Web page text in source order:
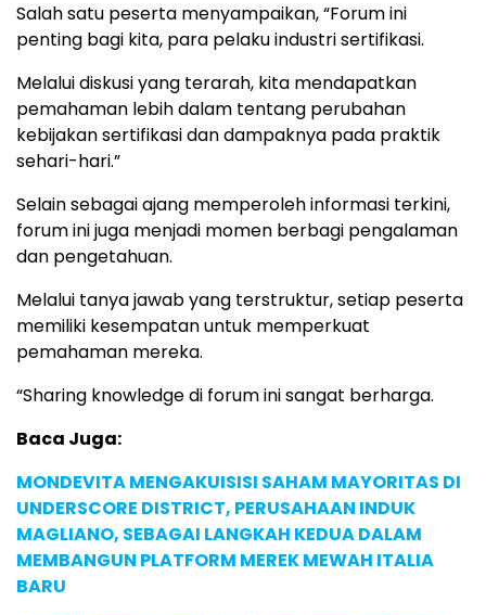
Salah satu peserta menyampaikan, “Forum ini
penting bagi kita, para pelaku industri sertifikasi.
Melalui diskusi yang terarah, kita mendapatkan
pemahaman lebih dalam tentang perubahan
kebijakan sertifikasi dan dampaknya pada praktik
sehari-hari.”
Selain sebagai ajang memperoleh informasi terkini,
forum ini juga menjadi momen berbagi pengalaman
dan pengetahuan.
Melalui tanya jawab yang terstruktur, setiap peserta
memiliki kesempatan untuk memperkuat
pemahaman mereka.
“Sharing knowledge di forum ini sangat berharga.
Baca Juga:
MONDEVITA MENGAKUISISI SAHAM MAYORITAS DI
UNDERSCORE DISTRICT, PERUSAHAAN INDUK
MAGLIANO, SEBAGAI LANGKAH KEDUA DALAM
MEMBANGUN PLATFORM MEREK MEWAH ITALIA
BARU